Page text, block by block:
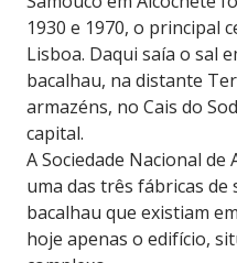
1930 e 1970, o principal
Lisboa. Daqui saía o sal
bacalhau, na distante
armazéns, no Cais do
capital.
A Sociedade Nacional de
uma das três fábricas de
bacalhau que existiam
hoje apenas o edifício,